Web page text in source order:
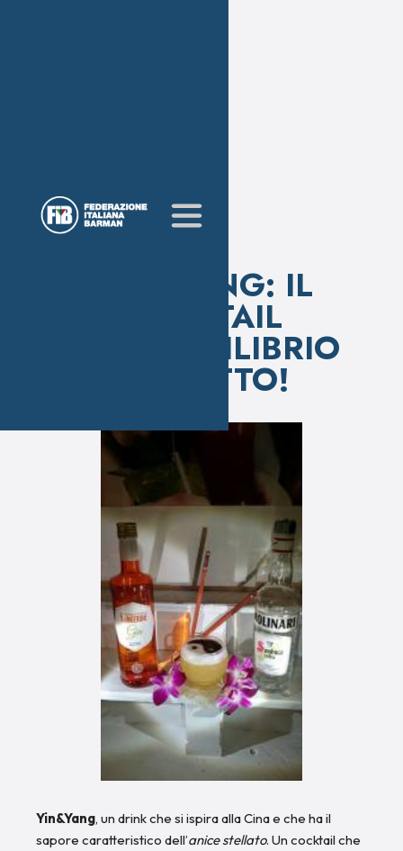
YIN&YANG: IL
COCKTAIL
DALL’EQUILIBRIO
PERFETTO!
Yin&Yang, un drink che si ispira alla Cina e che ha il
sapore caratteristico dell’anice stellato. Un cocktail che